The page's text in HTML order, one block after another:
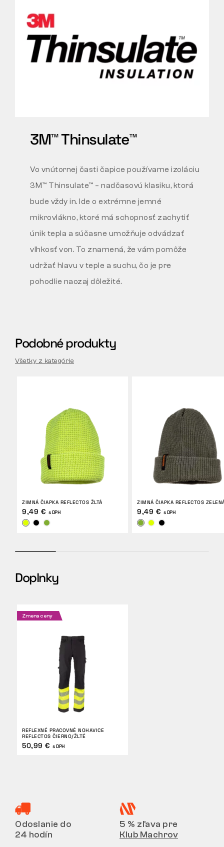
3M™ Thinsulate™
Vo vnútornej časti čapice používame izoláciu
3M™ Thinsulate™ – nadčasovú klasiku, ktorá
bude vždy in. Ide o extrémne jemné
mikrovlákno, ktoré má schopnosť zachytiť
únik tepla a súčasne umožňuje odvádzať
vlhkosť von. To znamená, že vám pomôže
udržať hlavu v teple a suchu, čo je pre
pohodlie naozaj dôležité.
Podobné produkty
Všetky z kategórie
ZIMNÁ ČIAPKA REFLECTOS ŽLTÁ
9,49 € s DPH
ZIMNÁ ČIAPKA REFLECTOS
9,49 € s DPH
Doplnky
Zmena ceny
REFLEXNÉ PRACOVNÉ NOHAVICE
REFLECTOS ČIERNO/ŽLTÉ
50,99 € s DPH
Odoslanie do
24 hodín
5 % zľava pre
Klub Machrov